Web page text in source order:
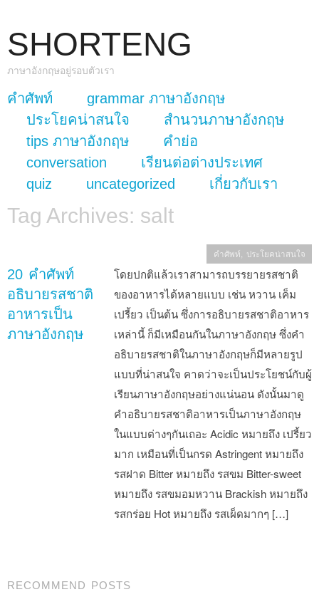
SHORTENG
ภาษาอังกฤษอยู่รอบตัวเรา
Main Menu
skip to content
คำศัพท์
grammar ภาษาอังกฤษ
ประโยคน่าสนใจ
สำนวนภาษาอังกฤษ
tips ภาษาอังกฤษ
คำย่อ
conversation
เรียนต่อต่างประเทศ
quiz
uncategorized เกี่ยวกับเรา
Tag Archives: salt
20 คำศัพท์
อธิบายรสชาติ
อาหารเป็น
ภาษาอังกฤษ
โดยปกติแล้วเราสามารถบรรยายรสชาติ
ของอาหารได้หลายแบบ เช่น หวาน เค็ม
เปรี้ยว เป็นต้น ซึ่งการอธิบายรสชาติอาหาร
เหล่านี้ ก็มีเหมือนกันในภาษาอังกฤษ ซึ่งคำ
อธิบายรสชาติในภาษาอังกฤษก็มีหลายรูป
แบบที่น่าสนใจ คาดว่าจะเป็นประโยชน์กับผู้
เรียนภาษาอังกฤษอย่างแน่นอน ดังนั้นมาดู
คำอธิบายรสชาติอาหารเป็นภาษาอังกฤษ
ในแบบต่างๆกันเถอะ Acidic หมายถึง เปรี้ยว
มาก เหมือนที่เป็นกรด Astringent หมายถึง
รสฝาด Bitter หมายถึง รสขม Bitter-sweet
หมายถึง รสขมอมหวาน Brackish หมายถึง
รสกร่อย Hot หมายถึง รสเผ็ดมากๆ […]
คำศัพท์, ประโยคน่าสนใจ
Post navigation
RECOMMEND POSTS